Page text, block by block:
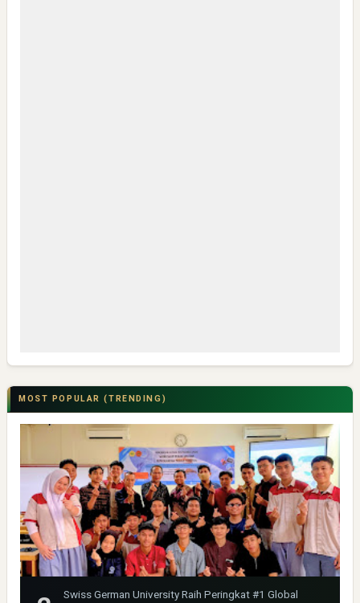
MOST POPULAR (TRENDING)
Swiss German University Raih Peringkat #1 Global